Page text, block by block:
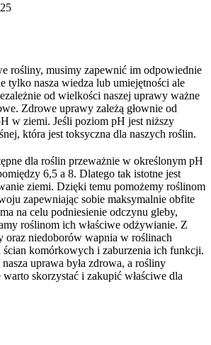
rośliny, musimy zapewnić im odpowiednie
tylko nasza wiedza lub umiejętności ale
od wielkości naszej uprawy ważne
Zdrowe uprawy zależą głownie od
w ziemi. Jeśli poziom pH jest niższy
która jest toksyczna dla naszych roślin.
dla roślin przeważnie w określonym pH
6,5 a 8. Dlatego tak istotne jest
ziemi. Dzięki temu pomożemy roślinom
zapewniając sobie maksymalnie obfite
na celu podniesienie odczynu gleby,
roślinom ich właściwe odżywianie. Z
oraz niedoborów wapnia w roślinach
ścian komórkowych i zaburzenia ich funkcji.
uprawa była zdrowa, a rośliny
skorzystać i zakupić właściwe dla